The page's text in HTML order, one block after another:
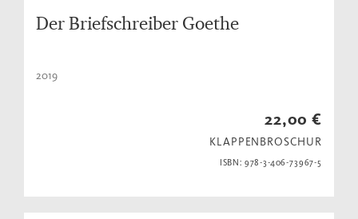
Der Briefschreiber Goethe
2019
22,00 €
KLAPPENBROSCHUR
ISBN: 978-3-406-73967-5